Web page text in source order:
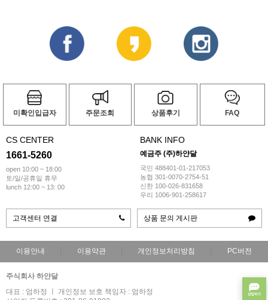
미확인입급자 주문조회 상품후기 FAQ
CS CENTER
1661-5260
open 10:00 ~ 18:00
토/일/공휴일 휴무
lunch 12:00 ~ 13: 00
BANK INFO
예금주 (주)하얀달
국민 488401-01-217053
농협 301-0070-2754-51
신한 100-026-831658
우리 1006-901-258617
고객센터 연결 상품 문의 게시판
이용안내 이용약관 개인정보처리방침 PC버전
주식회사 하얀달
대표 : 엄하정 ㅣ 개인정보 보호 책임자 : 엄하정